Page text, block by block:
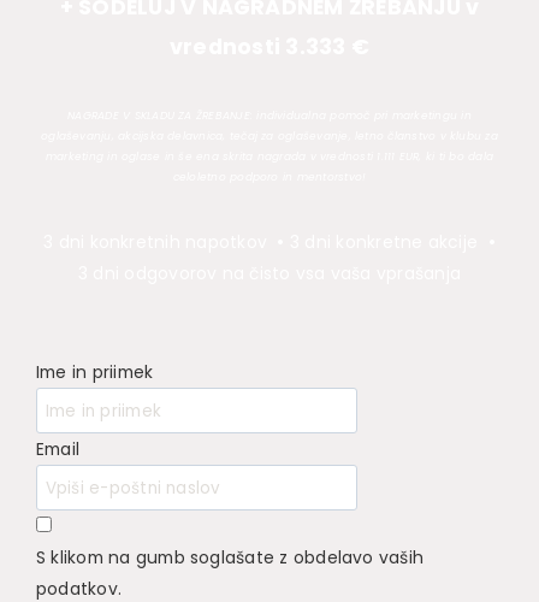
Ime in priimek
Email
S klikom na gumb soglašate z obdelavo vaših
podatkov.